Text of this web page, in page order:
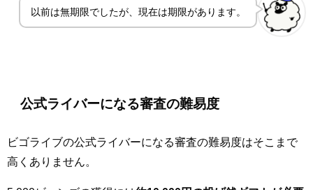
以前は無期限でしたが、現在は期限があります。
公式ライバーになる審査の難易度
ビゴライブの公式ライバーになる審査の難易度はそこまで
高くありません。